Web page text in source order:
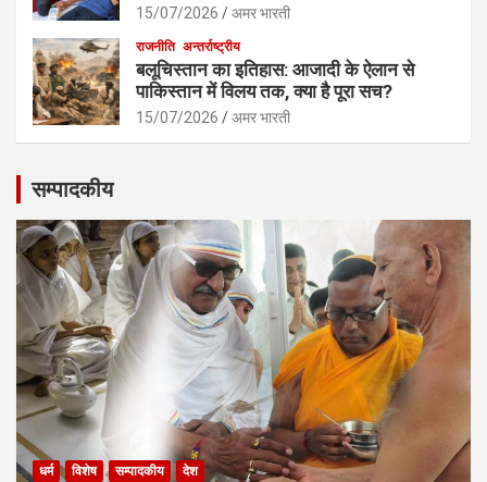
15/07/2026 अमर भारती
राजनीति अन्तर्राष्ट्रीय
बलूचिस्तान का इतिहास: आजादी के ऐलान से
पाकिस्तान में विलय तक, क्या है पूरा सच?
15/07/2026 अमर भारती
सम्पादकीय
धर्म विशेष सम्पादकीय देश